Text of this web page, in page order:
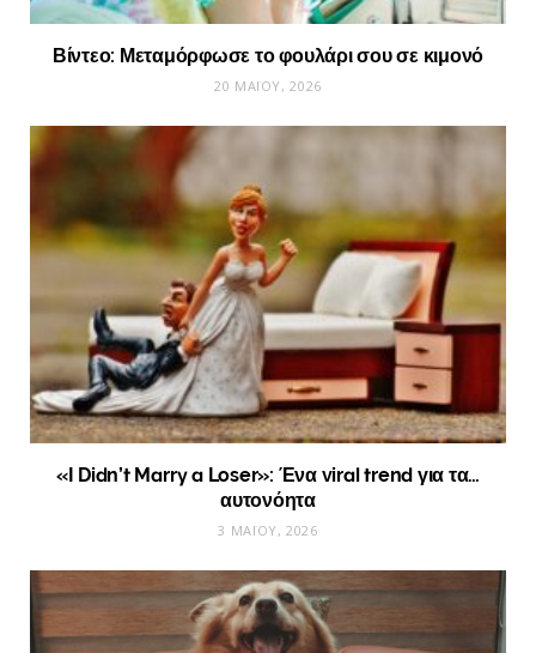
Βίντεο: Μεταμόρφωσε το φουλάρι σου σε κιμονό
20 ΜΑΪ́ΟΥ, 2026
«I Didn’t Marry a Loser»: Ένα viral trend για τα…
αυτονόητα
3 ΜΑΪ́ΟΥ, 2026